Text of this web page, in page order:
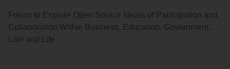
Forum to Explore Open Source Ideals of Participation and
Collaboration Within Business, Education, Government,
Law and Life